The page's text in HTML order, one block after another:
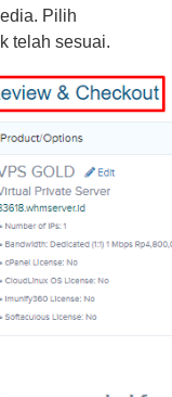
Pilih
telah sesuai.